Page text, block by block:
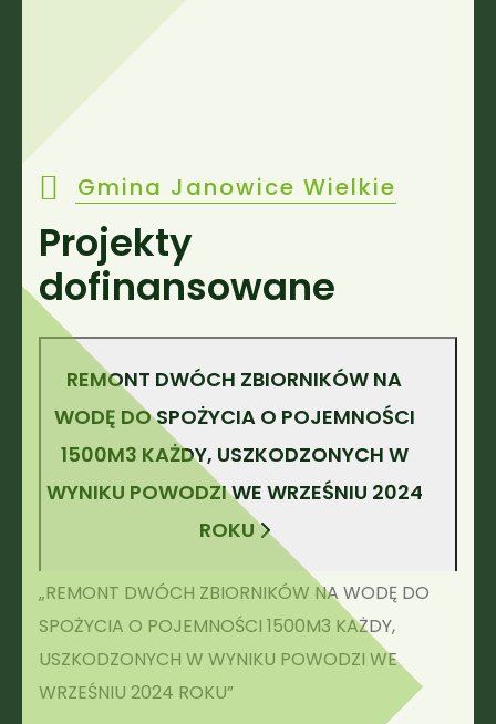
Gmina Janowice Wielkie
Projekty
dofinansowane
REMONT DWÓCH ZBIORNIKÓW NA
WODĘ DO SPOŻYCIA O POJEMNOŚCI
1500M3 KAŻDY, USZKODZONYCH W
WYNIKU POWODZI WE WRZEŚNIU 2024
ROKU
„REMONT DWÓCH ZBIORNIKÓW NA WODĘ DO
SPOŻYCIA O POJEMNOŚCI 1500M3 KAŻDY,
USZKODZONYCH W WYNIKU POWODZI WE
WRZEŚNIU 2024 ROKU”